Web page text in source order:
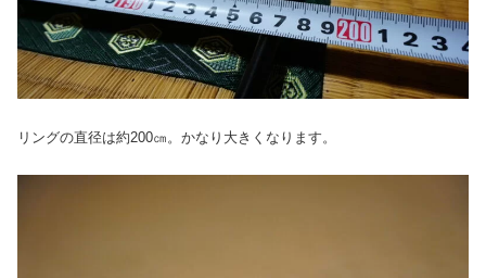
リングの直径は約200㎝。かなり大きくなります。